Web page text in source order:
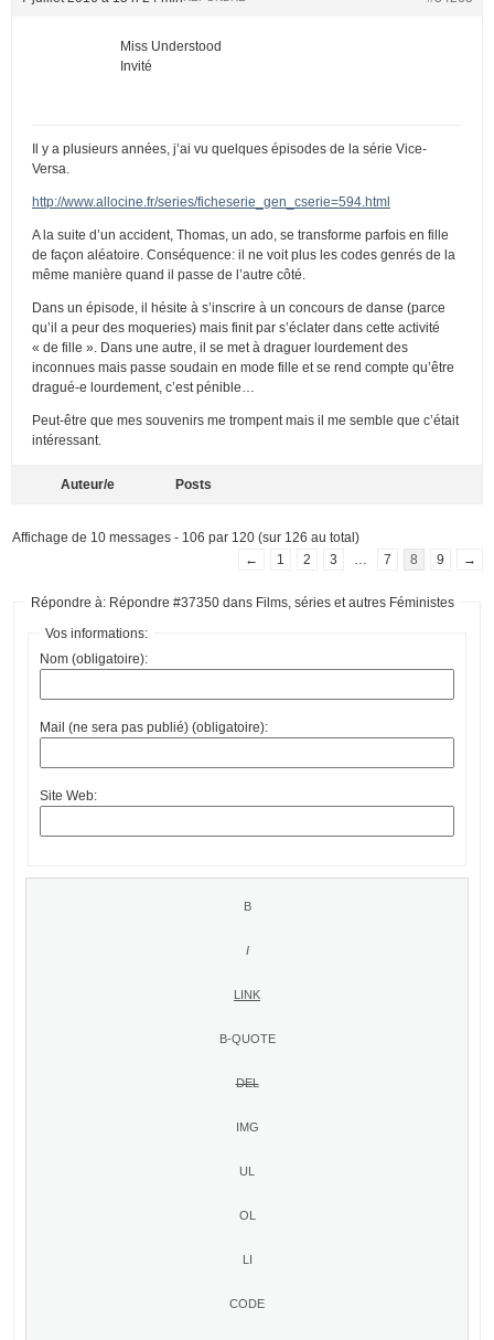
Miss Understood
Invité
Il y a plusieurs années, j’ai vu quelques épisodes de la série Vice-
Versa.
http://www.allocine.fr/series/ficheserie_gen_cserie=594.html
A la suite d’un accident, Thomas, un ado, se transforme parfois en fille
de façon aléatoire. Conséquence: il ne voit plus les codes genrés de la
même manière quand il passe de l’autre côté.
Dans un épisode, il hésite à s’inscrire à un concours de danse (parce
qu’il a peur des moqueries) mais finit par s’éclater dans cette activité
« de fille ». Dans une autre, il se met à draguer lourdement des
inconnues mais passe soudain en mode fille et se rend compte qu’être
dragué-e lourdement, c’est pénible…
Peut-être que mes souvenirs me trompent mais il me semble que c’était
intéressant.
Auteur/e Posts
Affichage de 10 messages - 106 par 120 (sur 126 au total)
←
1 2 3 7 8 9 →
Répondre à: Répondre #37350 dans Films, séries et autres Féministes
Vos informations:
Nom (obligatoire):
Mail (ne sera pas publié) (obligatoire):
Site Web: